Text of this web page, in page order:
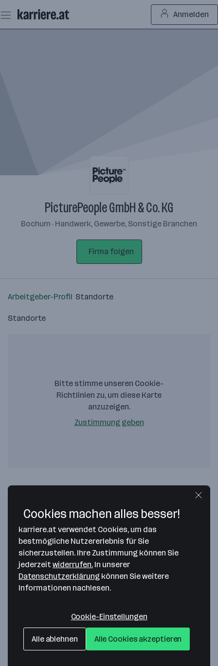
Seiteninhalt
springen
Anmelden
PicturePeople GmbH & Co. KG
Bochum · Handwerk, Gewerbe, Sonstige Branchen
Firma folgen
Arbeitgeber-Profil Standorte
Standorte
Bitte stimme unseren Cookie-
Richtlinien zu, um diese Karte
anzuzeigen.
Zustimmung geben
Wittener Straße 2
44789 Bochum— Route berechnen
PicturePeople Austria GmbH
Seilerstätte 16
1010 Wien— Route berechnen
Cookies machen alles besser!
karriere.at verwendet Cookies, um das
bestmögliche Nutzererlebnis für Sie
sicherzustellen. Ihre Zustimmung können Sie
jederzeitwiderrufen. In unserer
Datenschutzerklärung können Sie weitere
Informationen nachlesen.
Cookie-Einstellungen
Alle ablehnen Alle Cookies akzeptieren